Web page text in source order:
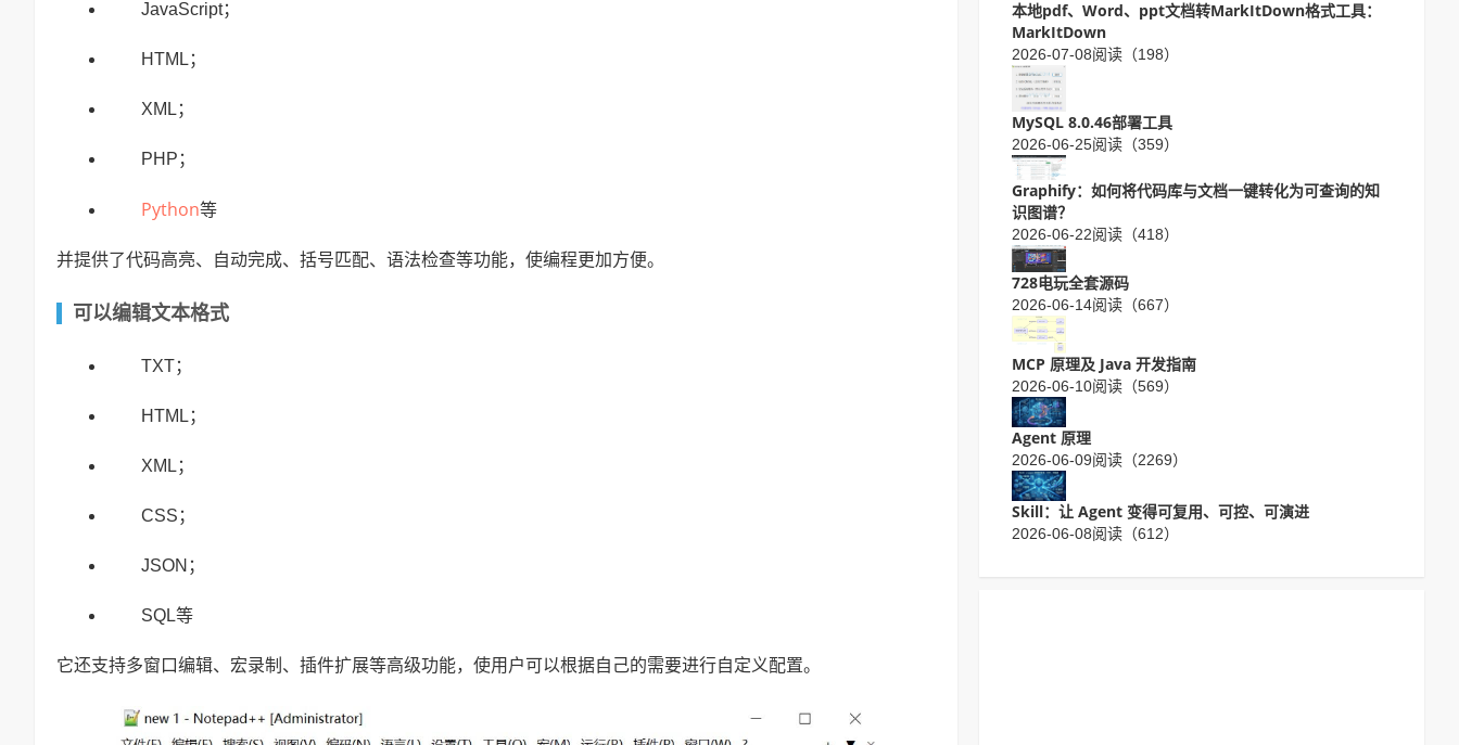
JavaScript；
HTML；
XML；
PHP；
Python等
并提供了代码高亮、自动完成、括号匹配、语法检查等功能，使编程更加方便。
可以编辑文本格式
TXT；
HTML；
XML；
CSS；
JSON；
SQL等
它还支持多窗口编辑、宏录制、插件扩展等高级功能，使用户可以根据自己的需要进行自定义配置。
本地pdf、Word、ppt文档转MarkItDown格式工具：
MarkItDown
2026-07-08阅读（198）
MySQL 8.0.46部署工具
2026-06-25阅读（359）
Graphify：如何将代码库与文档一键转化为可查询的知
识图谱？
2026-06-22阅读（418）
728电玩全套源码
2026-06-14阅读（667）
MCP 原理及 Java 开发指南
2026-06-10阅读（569）
Agent 原理
2026-06-09阅读（2269）
Skill：让 Agent 变得可复用、可控、可演进
2026-06-08阅读（612）